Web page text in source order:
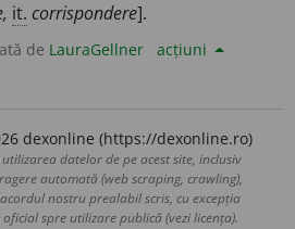
it. corrispondere].
de LauraGellner acțiuni
dexonline (https://dexonline.ro)
datelor de pe acest site, inclusiv
automată (web scraping, crawling),
nostru prealabil scris, cu excepția
spre utilizare publică (vezi licența).